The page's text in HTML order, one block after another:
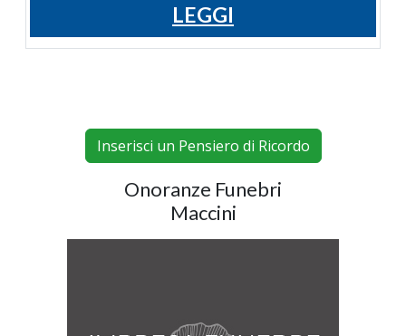
LEGGI
Inserisci un Pensiero di Ricordo
Onoranze Funebri
Maccini